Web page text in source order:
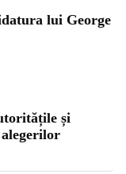
lui George
și